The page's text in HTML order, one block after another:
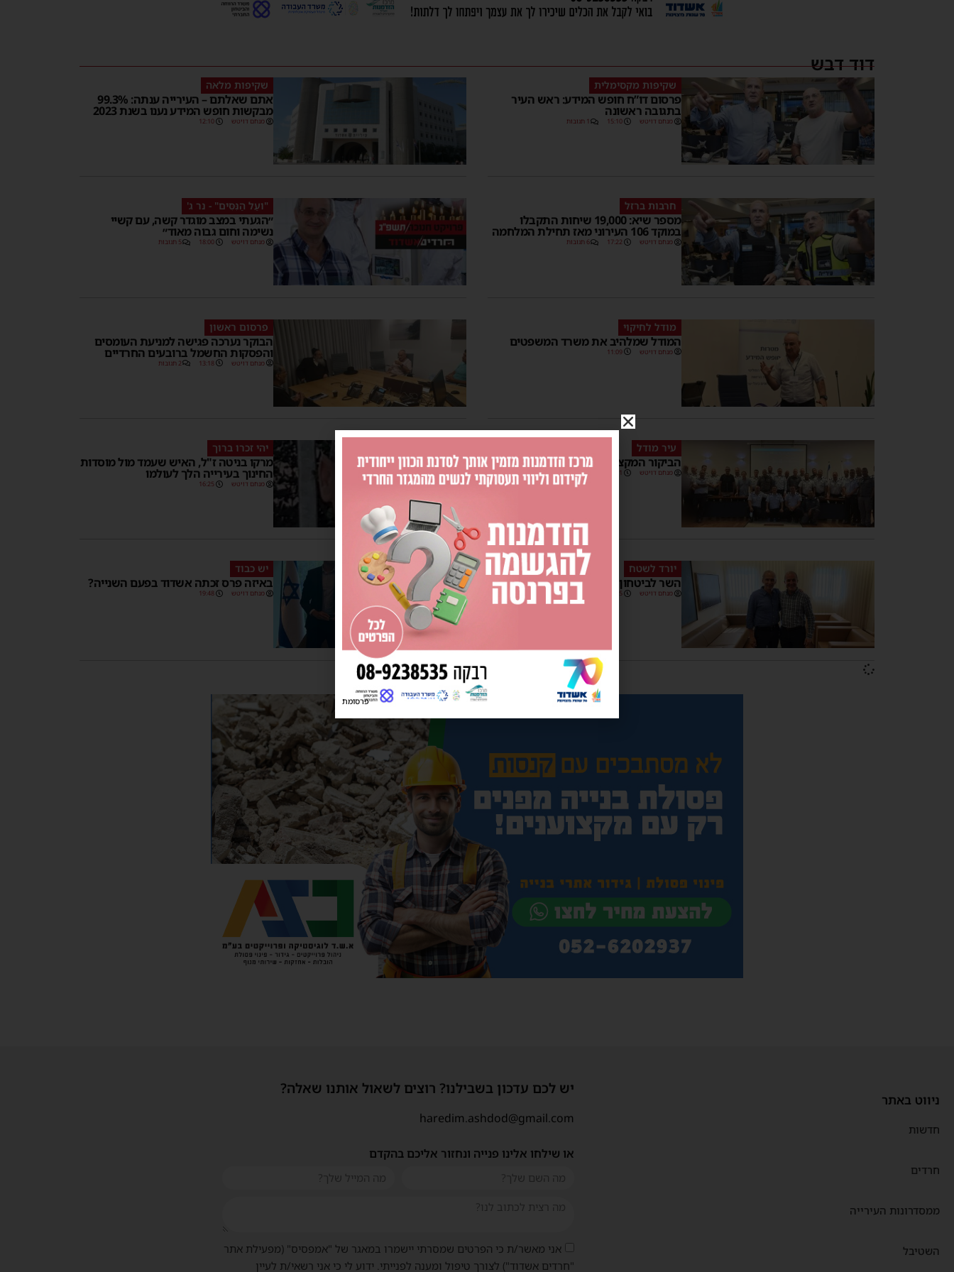
דוד דבש
שקיפות מקסימלית
פרסום דו”ח חופש המידע: ראש העיר
בתגובה ראשונה
מנחם דויטש 15:10 1 תגובות
שקיפות מלאה
אתם שאלתם – העירייה ענתה: 99.3%
מבקשות חופש המידע נענו בשנת 2023
מנחם דויטש 12:10
חרבות ברזל
מספר שיא: 19,000 שיחות התקבלו
במוקד 106 העירוני מאז תחילת המלחמה
מנחם דויטש 17:22 6 תגובות
"ועַל הַנִּסִּים" - נר ג'
״הגעתי במצב מוגדר קשה, עם קשיי
נשימה וחום גבוה מאוד״
מנחם דויטש 18:00 5 תגובות
מודל לחיקוי
המודל שמלהיב את משרד המשפטים
מנחם דויטש 11:09
פרסום ראשון
הבוקר נערכה פגישה למניעת העומסים
והפסקות החשמל ברובעים החרדיים
מנחם דויטש 13:18 2 תגובות
עיר מודל
הביקור המקצועי של קציני הרכב באשדוד
מנחם דויטש 11:01
יהי זכרו ברוך
מרקו בניטה ז"ל, האיש שעמד מול מוסדות
החינוך בעירייה הלך לעולמו
מנחם דויטש 16:25
יורד לשטח
השר לביטחון פנים ביקר היום באשדוד
מנחם דויטש 18:45
יש כבוד
באיזה פרס זכתה אשדוד בפעם השנייה?
מנחם דויטש 19:48
ניווט באתר
חדשות
חרדים
ממסדרונות העירייה
השטיבל
יש לכם עדכון בשבילנו? רוצים לשאול אותנו שאלה?
haredim.ashdod@gmail.com
או שילחו אלינו פנייה ונחזור אליכם בהקדם
אני מאשר/ת כי הפרטים שמסרתי יישמרו במאגר של "אמפסיס" (מפעילת אתר
"חרדים אשדוד") לצורך טיפול ומענה לפנייתי. ידוע לי כי אני רשאי/ת לעיין
פרסומת